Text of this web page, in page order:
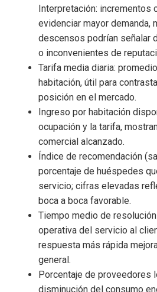
Interpretación: incrementos
evidenciar mayor demanda,
descensos podrían señalar
o inconvenientes de
Tarifa media diaria:
habitación, útil para
posición en el mercado.
Ingreso por habitación
ocupación y la tarifa,
comercial alcanzado.
Índice de recomendación
porcentaje de huéspedes
servicio; cifras elevadas
boca a boca favorable.
Tiempo medio de
operativa del servicio al
respuesta más rápida
general.
Porcentaje de proveedores
disminución del consumo